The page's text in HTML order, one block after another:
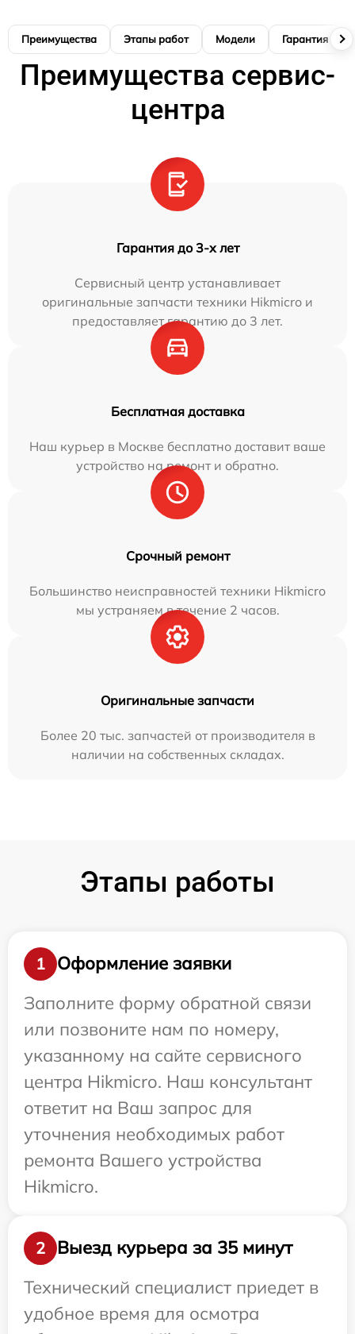
Преимущества Этапы работ Модели Гарантия
Преимущества сервис-
центра
Гарантия до 3-х лет
Сервисный центр устанавливает
оригинальные запчасти техники Hikmicro и
предоставляет гарантию до 3 лет.
Бесплатная доставка
Наш курьер в Москве бесплатно доставит ваше
устройство на ремонт и обратно.
Срочный ремонт
Большинство неисправностей техники Hikmicro
мы устраняем в течение 2 часов.
Оригинальные запчасти
Более 20 тыс. запчастей от производителя в
наличии на собственных складах.
Этапы работы
1
Оформление заявки
Заполните форму обратной связи
или позвоните нам по номеру,
указанному на сайте сервисного
центра Hikmicro. Наш консультант
ответит на Ваш запрос для
уточнения необходимых работ
ремонта Вашего устройства
Hikmicro.
2
Выезд курьера за 35 минут
Технический специалист приедет в
удобное время для осмотра